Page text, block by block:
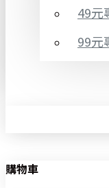
49元
99元
購物車